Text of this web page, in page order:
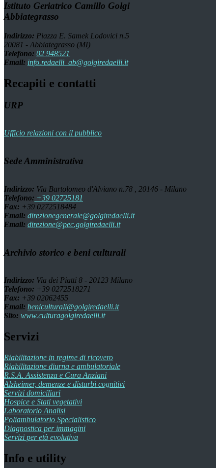
Istituto Geriatrico Camillo Golgi
Abbiategrasso
Indirizzo: Piazza E. Samek Lodovici n.5
20081 - Abbiategrasso (MI)
Telefono: 02 948521
Email: info.redaelli_ab@golgiredaelli.it
Recapiti e contatti
URP
Ufficio relazioni con il pubblico
Sede Amministrativa
Indirizzo: Via Bartolomeo d'Alviano n.78 , 20146 - Milano
Telefono: +39 02725181
Fax: +39 0272518484
Email: direzionegenerale@golgiredaelli.it
Email: direzione@pec.golgiredaelli.it
Archivio storico e beni culturali
Indirizzo: Via dei Piatti 8 - 20123 Milano
Telefono: +39 0272518271
Fax: +39 02062455
Email: beniculturali@golgiredaelli.it
Sito: www.culturagolgiredaelli.it
Servizi
Riabilitazione in regime di ricovero
Riabilitazione diurna e ambulatoriale
R.S.A. Assistenza e Cura Anziani
Alzheimer, demenze e disturbi cognitivi
Servizi domiciliari
Hospice e Stati vegetativi
Laboratorio Analisi
Poliambulatorio Specialistico
Diagnostica per immagini
Servizi per età evolutiva
Info e utility